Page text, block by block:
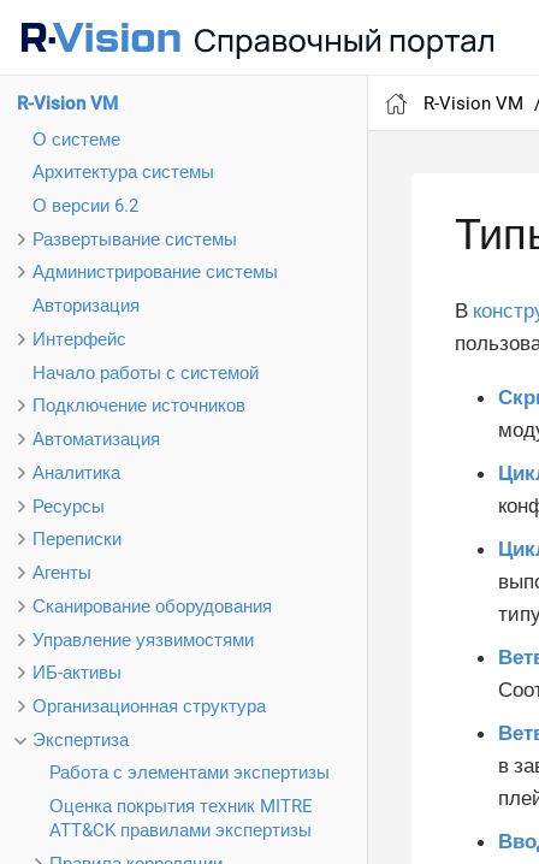
R-Vision VM
О системе
Архитектура системы
О версии 6.2
Развертывание системы
Администрирование системы
Авторизация
Интерфейс
Начало работы с системой
Подключение источников
Автоматизация
Аналитика
Ресурсы
Переписки
Агенты
Сканирование оборудования
Управление уязвимостями
ИБ-активы
Организационная структура
Экспертиза
Работа с элементами экспертизы
Оценка покрытия техник MITRE
ATT&CK правилами экспертизы
R-Vision VM
В
в